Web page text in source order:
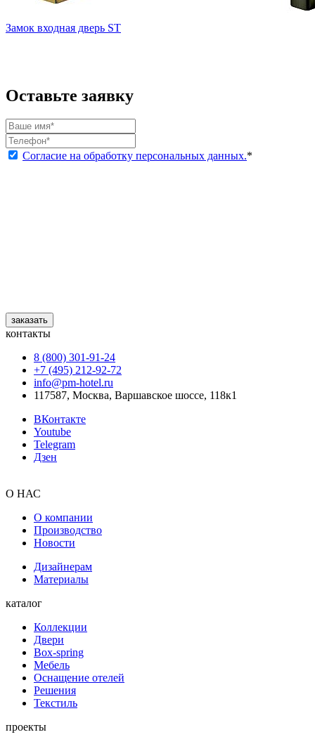
Замок входная дверь ST
Оставьте заявку
Согласие на обработку персональных данных.*
заказать
контакты
8 (800) 301‑91‑24
+7 (495) 212‑92‑72
info@pm-hotel.ru
117587, Москва, Варшавское шоссе, 118к1
ВКонтакте
Youtube
Telegram
Дзен
О НАС
О компании
Производство
Новости
Дизайнерам
Материалы
каталог
Коллекции
Двери
Box-spring
Мебель
Оснащение отелей
Решения
Текстиль
проекты